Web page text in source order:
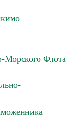
Морского Флота